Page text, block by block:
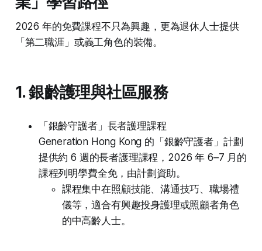
2026 年的免費課程不只為興趣，更為退休人士提供
「第二職涯」或義工角色的裝備。
1. 銀齡護理與社區服務
「銀齡守護者」長者護理課程
Generation Hong Kong 的「銀齡守護者」計劃
提供約 6 週的長者護理課程，2026 年 6–7 月的
課程列明學費全免，由計劃資助。
課程集中在照顧技能、溝通技巧、職場禮
儀等，適合有興趣投身護理或照顧者角色
的中高齡人士。